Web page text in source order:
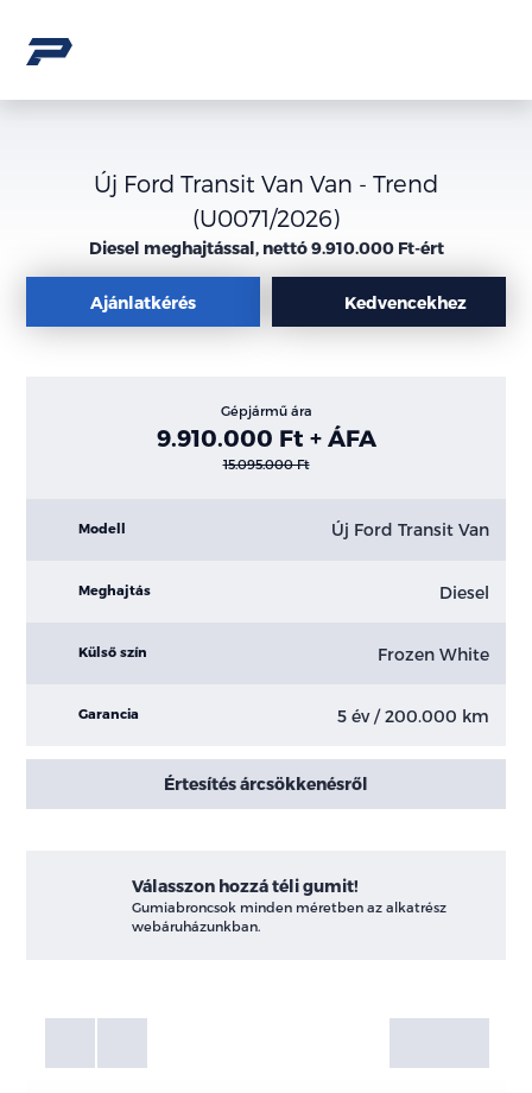
Új Ford Transit Van Van - Trend
(U0071/2026)
Diesel meghajtással, nettó 9.910.000 Ft-ért
Ajánlatkérés Kedvencekhez
Gépjármű ára
9.910.000 Ft + ÁFA
15.095.000 Ft
Modell Új Ford Transit Van
Meghajtás Diesel
Külső szín Frozen White
Garancia 5 év / 200.000 km
Értesítés árcsökkenésről
Válasszon hozzá téli gumit!
Gumiabroncsok minden méretben az alkatrész
webáruházunkban.
Galéria